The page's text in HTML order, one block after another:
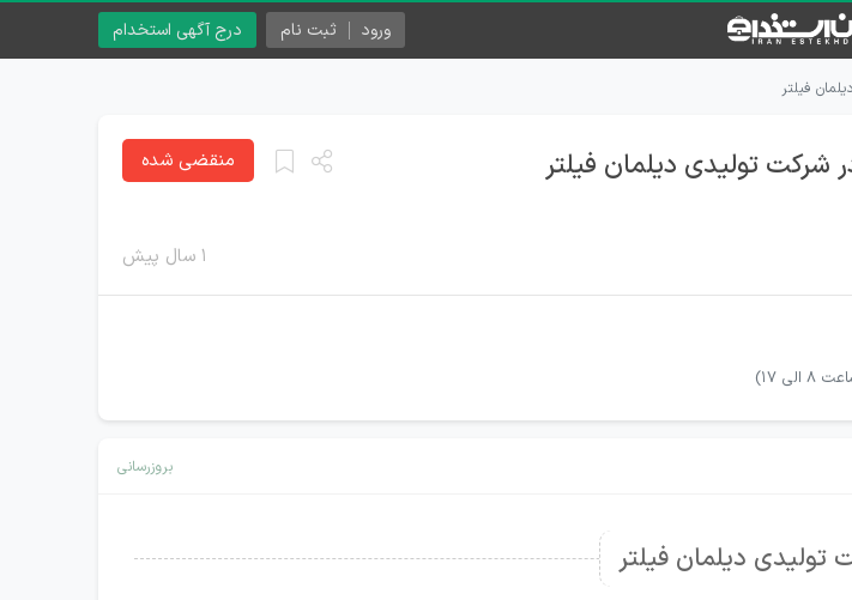
درج آگهی استخدام ورود ثبت نام
فیلتر
شرکت تولیدی دیلمان فیلتر
۱ سال پیش
منقضی شده
17)
بروزرسانی
دیلمان فیلتر